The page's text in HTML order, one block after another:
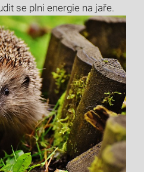
se plni energie na jaře.